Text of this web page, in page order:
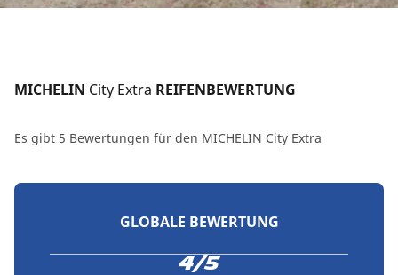
MICHELIN City Extra REIFENBEWERTUNG
Es gibt 5 Bewertungen für den MICHELIN City Extra
GLOBALE BEWERTUNG
4/5